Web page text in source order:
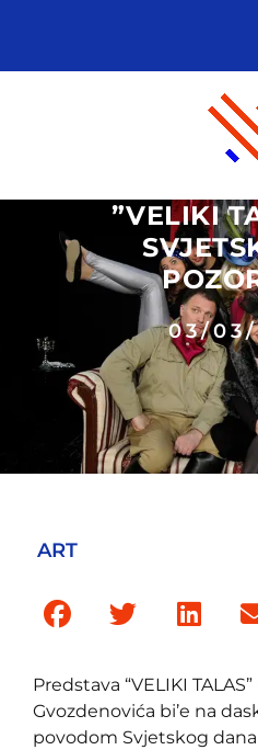
”VELIKI
03/03/
ART
Predstava “VELIKI
Gvozdenovića bi’e na
povodom Svjetskog